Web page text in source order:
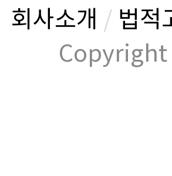
회사소개 / 법적
Copyright